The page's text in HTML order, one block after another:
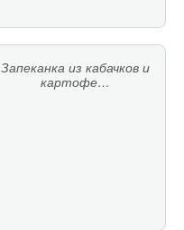
Запеканка из кабачков и
картофе…